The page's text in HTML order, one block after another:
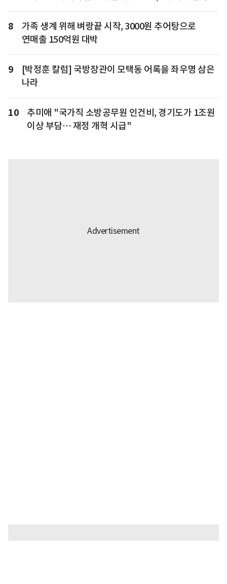
8
가족 생계 위해 벼랑끝 시작, 3000원 추어탕으로
연매출 150억원 대박
9
[박정훈 칼럼] 국방장관이 모택동 어록을 좌우명 삼은
나라
10
추미애 "국가직 소방공무원 인건비, 경기도가 1조원
이상 부담… 재정 개혁 시급"